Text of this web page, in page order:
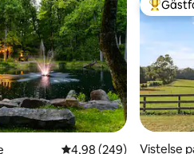
4,98 av 5 i
4,98 (249)
Vistelse